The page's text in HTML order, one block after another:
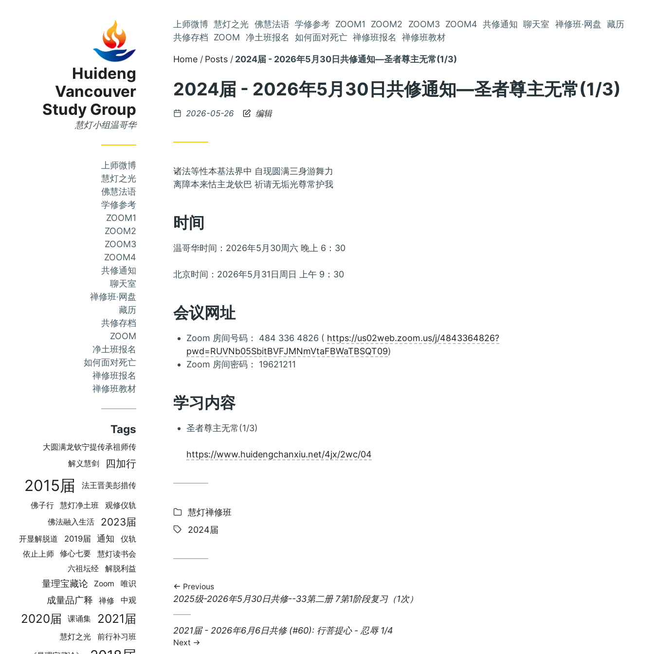
Huideng
Vancouver
Study Group
慧灯小组温哥华
上师微博
慧灯之光
佛慧法语
学修参考
ZOOM1
ZOOM2
ZOOM3
ZOOM4
共修通知
聊天室
禅修班·网盘
藏历
共修存档
ZOOM
净土班报名
如何面对死亡
禅修班报名
禅修班教材
Tags
大圆满龙钦宁提传承祖师传
解义慧剑 四加行
2015届 法王晋美彭措传
佛子行 慧灯净土班
观修仪轨
佛法融入生活
2023届
开显解脱道 2019届 通知
仪轨
依止上师
修心七要 慧灯读书会
六祖坛经 解脱利益
量理宝藏论 Zoom 唯识
成量品广释 禅修 中观
2020届 课诵集 2021届
慧灯之光 前行补习班
Skip
Content
上师微博 慧灯之光 佛慧法语 学修参考 ZOOM1 ZOOM2 ZOOM3 ZOOM4 共修通知 聊天室 禅修班·网盘 藏历
共修存档
ZOOM 净土班报名 如何面对死亡 禅修班报名 禅修班教材
Home Posts 2024届 - 2026年5月30日共修通知—圣者尊主无常(1/3)
2024届 - 2026年5月30日共修通知—圣者尊主无常(1/3)
Posted
2026-05-26 编辑
诸法等性本基法界中 自现圆满三身游舞力
离障本来怙主龙钦巴 祈请无垢光尊常护我
时间
温哥华时间：2026年5月30周六 晚上 6：30
北京时间：2026年5月31日周日 上午 9：30
会议网址
Zoom 房间号码： 484 336 4826 ( https://us02web.zoom.us/j/4843364826?
pwd=RUVNb05SbitBVFJMNmVtaFBWaTBSQT09)
Zoom 房间密码： 19621211
学习内容
圣者尊主无常(1/3)
https://www.huidengchanxiu.net/4jx/2wc/04
Categories:
慧灯禅修班
Tags:
2024届
Previous
Previous
2025级-2026年5月30日共修--33第二册 7第1阶段复习（1次）
Next
post:
2021届 - 2026年6月6日共修 (#60): 行菩提心 - 忍辱 1/4
Next